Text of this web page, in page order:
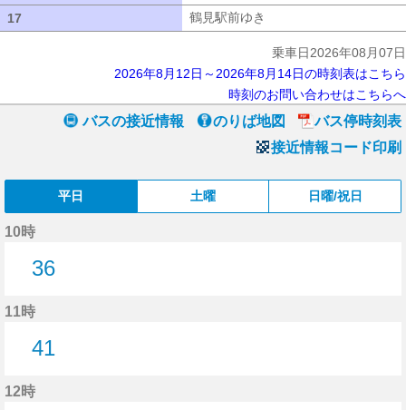
17
鶴見駅前ゆき
乗車日2026年08月07日
2026年8月12日～2026年8月14日の時刻表はこちら
時刻のお問い合わせはこちらへ
バスの接近情報 のりば地図
バス停時刻表
接近情報コード印刷
平日 土曜 日曜/祝日
10時
36
11時
41
12時